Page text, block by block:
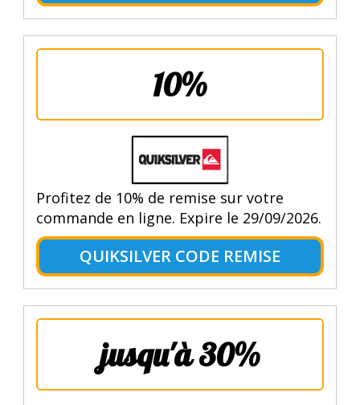
10%
Profitez de 10% de remise sur votre
commande en ligne. Expire le 29/09/2026.
QUIKSILVER CODE REMISE
jusqu'à 30%